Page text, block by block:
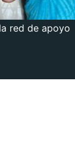
red de apoyo